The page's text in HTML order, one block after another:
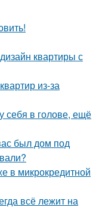
квартиры с
из-за
себя в голове, ещё
был дом под
в микрокредитной
всё лежит на